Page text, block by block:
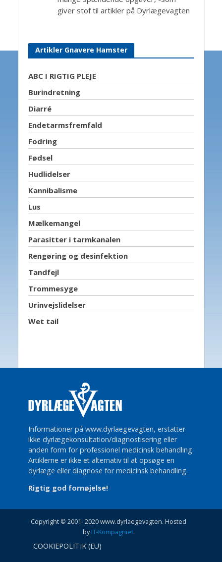
giver stof til artikler på Dyrlægevagten
Artikler Gnavere Hamster
ABC I RIGTIG PLEJE
Burindretning
Diarré
Endetarmsfremfald
Fodring
Fødsel
Hudlidelser
Kannibalisme
Lus
Mælkemangel
Parasitter i tarmkanalen
Rengøring og desinfektion
Tandfejl
Trommesyge
Urinvejslidelser
Wet tail
Informationer på www.dyrlaegevagten, erstatter
ikke dyrlægekonsultation/diagnostisering eller
anden form for professionel medicinsk behandling.
Artiklerne er ikke et alternativ til at opsøge en
dyrlæge eller diagnose for medicinsk behandling.
Rigtig god fornøjelse!
Copyright © 2001- 2020 www.dyrlaegevagten. Hosted
byIT-Kompagniet.
COOKIEPOLITIK (EU)